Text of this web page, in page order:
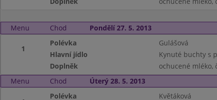
Menu Chod Pondělí 27. 5. 2013
1
Polévka
Gulášová
Hlavní jídlo
Kynuté buchty s
Doplněk
ochucené mléko,
Menu
Chod Úterý 28. 5. 2013
Polévka
Květáková